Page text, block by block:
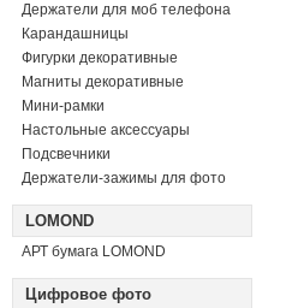
Держатели для моб телефона
Карандашницы
Фигурки декоративные
Магниты декоративные
Мини-рамки
Настольные аксессуары
Подсвечники
Держатели-зажимы для фото
LOMOND
АРТ бумага LOMOND
Цифровое фото